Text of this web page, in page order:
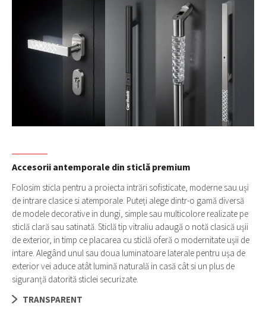
Accesorii antemporale din sticlă premium
Folosim sticla pentru a proiecta intrări sofisticate, moderne sau uși
de intrare clasice si atemporale. Puteți alege dintr-o gamă diversă
de modele decorative in dungi, simple sau multicolore realizate pe
sticlă clară sau satinată. Sticlă tip vitraliu adaugă o notă clasică ușii
de exterior, in timp ce placarea cu sticlă oferă o modernitate ușii de
intare. Alegând unul sau doua luminatoare laterale pentru ușa de
exterior vei aduce atât lumină naturală in casă cât si un plus de
siguranță datorită sticlei securizate.
TRANSPARENT